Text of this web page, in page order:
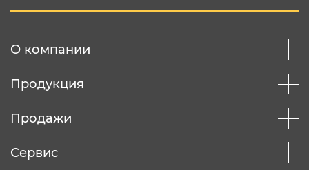
О компании
Продукция
Продажи
Сервис